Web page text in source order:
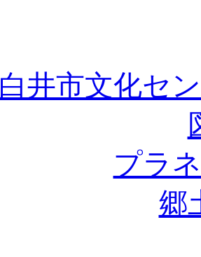
白井市文化セ
プラ
郷